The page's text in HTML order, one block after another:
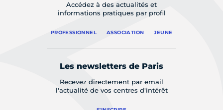
Accédez à des actualités et
informations pratiques par profil
PROFESSIONNEL ASSOCIATION JEUNE
Les newsletters de Paris
Recevez directement par email
l'actualité de vos centres d'intérêt